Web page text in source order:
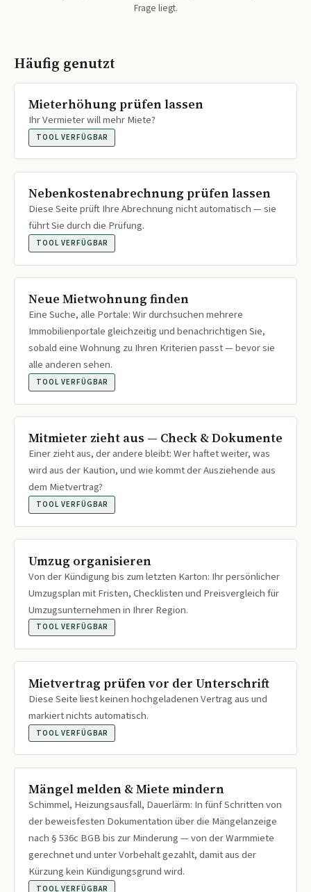
Frage liegt.
Häufig genutzt
Mieterhöhung prüfen lassen
Ihr Vermieter will mehr Miete?
TOOL VERFÜGBAR
Nebenkostenabrechnung prüfen lassen
Diese Seite prüft Ihre Abrechnung nicht automatisch — sie
führt Sie durch die Prüfung.
TOOL VERFÜGBAR
Neue Mietwohnung finden
Eine Suche, alle Portale: Wir durchsuchen mehrere
Immobilienportale gleichzeitig und benachrichtigen Sie,
sobald eine Wohnung zu Ihren Kriterien passt — bevor sie
alle anderen sehen.
TOOL VERFÜGBAR
Mitmieter zieht aus — Check & Dokumente
Einer zieht aus, der andere bleibt: Wer haftet weiter, was
wird aus der Kaution, und wie kommt der Ausziehende aus
dem Mietvertrag?
TOOL VERFÜGBAR
Umzug organisieren
Von der Kündigung bis zum letzten Karton: Ihr persönlicher
Umzugsplan mit Fristen, Checklisten und Preisvergleich für
Umzugsunternehmen in Ihrer Region.
TOOL VERFÜGBAR
Mietvertrag prüfen vor der Unterschrift
Diese Seite liest keinen hochgeladenen Vertrag aus und
markiert nichts automatisch.
TOOL VERFÜGBAR
Mängel melden & Miete mindern
Schimmel, Heizungsausfall, Dauerlärm: In fünf Schritten von
der beweisfesten Dokumentation über die Mängelanzeige
nach § 536c BGB bis zur Minderung — von der Warmmiete
gerechnet und unter Vorbehalt gezahlt, damit aus der
Kürzung kein Kündigungsgrund wird.
TOOL VERFÜGBAR